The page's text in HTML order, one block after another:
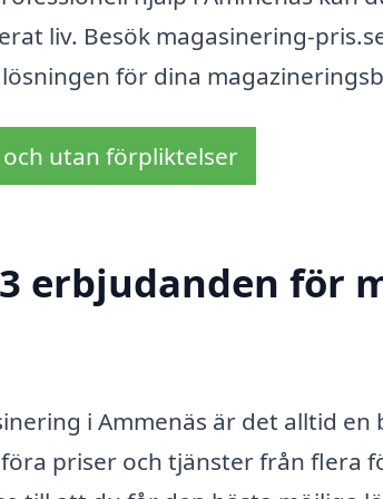
liv. Besök magasinering-
för dina
utan förpliktelser
erbjudanden för
i Ammenäs är det alltid
priser och tjänster från flera